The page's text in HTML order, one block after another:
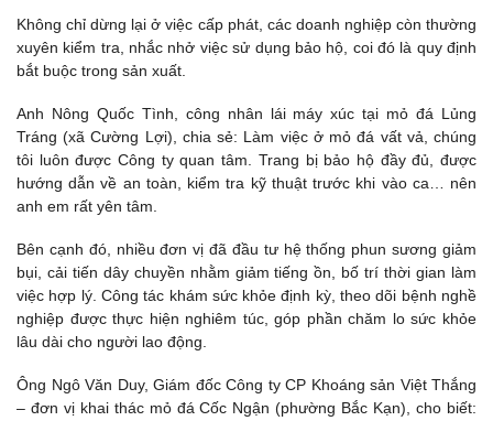
Không chỉ dừng lại ở việc cấp phát, các doanh nghiệp còn thường
xuyên kiểm tra, nhắc nhở việc sử dụng bảo hộ, coi đó là quy định
bắt buộc trong sản xuất.
Anh Nông Quốc Tình, công nhân lái máy xúc tại mỏ đá Lủng
Tráng (xã Cường Lợi), chia sẻ: Làm việc ở mỏ đá vất vả, chúng
tôi luôn được Công ty quan tâm. Trang bị bảo hộ đầy đủ, được
hướng dẫn về an toàn, kiểm tra kỹ thuật trước khi vào ca… nên
anh em rất yên tâm.
Bên cạnh đó, nhiều đơn vị đã đầu tư hệ thống phun sương giảm
bụi, cải tiến dây chuyền nhằm giảm tiếng ồn, bố trí thời gian làm
việc hợp lý. Công tác khám sức khỏe định kỳ, theo dõi bệnh nghề
nghiệp được thực hiện nghiêm túc, góp phần chăm lo sức khỏe
lâu dài cho người lao động.
Ông Ngô Văn Duy, Giám đốc Công ty CP Khoáng sản Việt Thắng
– đơn vị khai thác mỏ đá Cốc Ngận (phường Bắc Kạn), cho biết: